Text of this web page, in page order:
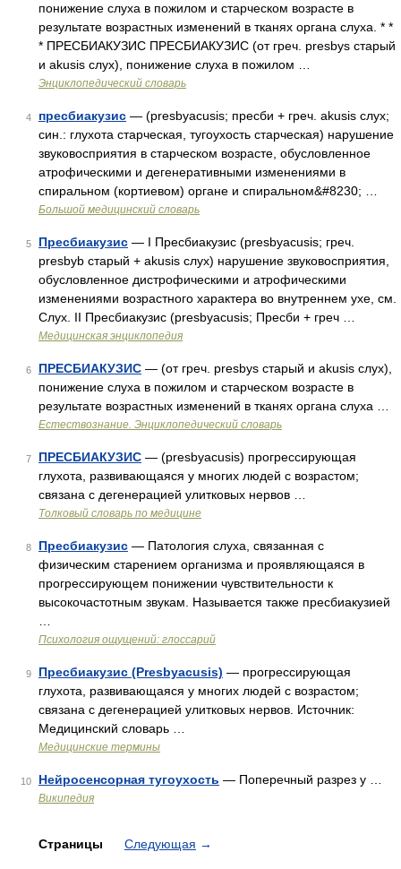
понижение слуха в пожилом и старческом возрасте в
результате возрастных изменений в тканях органа слуха. * *
* ПРЕСБИАКУЗИС ПРЕСБИАКУЗИС (от греч. presbys старый
и akusis слух), понижение слуха в пожилом …
Энциклопедический словарь
4 пресбиакузис — (presbyacusis; пресби + греч. akusis слух;
син.: глухота старческая, тугоухость старческая) нарушение
звуковосприятия в старческом возрасте, обусловленное
атрофическими и дегенеративными изменениями в
спиральном (кортиевом) органе и спиральном&#8230; …
Большой медицинский словарь
5 Пресбиакузис — I Пресбиакузис (presbyacusis; греч.
presbyb старый + akusis слух) нарушение звуковосприятия,
обусловленное дистрофическими и атрофическими
изменениями возрастного характера во внутреннем ухе, см.
Слух. II Пресбиакузис (presbyacusis; Пресби + греч …
Медицинская энциклопедия
6 ПРЕСБИАКУЗИС — (от греч. presbys старый и akusis слух),
понижение слуха в пожилом и старческом возрасте в
результате возрастных изменений в тканях органа слуха …
Естествознание. Энциклопедический словарь
7 ПРЕСБИАКУЗИС — (presbyacusis) прогрессирующая
глухота, развивающаяся у многих людей с возрастом;
связана с дегенерацией улитковых нервов …
Толковый словарь по медицине
8 Пресбиакузис — Патология слуха, связанная с
физическим старением организма и проявляющаяся в
прогрессирующем понижении чувствительности к
высокочастотным звукам. Называется также пресбиакузией
Психология ощущений: глоссарий
9 Пресбиакузис (Presbyacusis) — прогрессирующая
глухота, развивающаяся у многих людей с возрастом;
связана с дегенерацией улитковых нервов. Источник:
Медицинский словарь …
Медицинские термины
10 Нейросенсорная тугоухость — Поперечный разрез у …
Википедия
Страницы Следующая →